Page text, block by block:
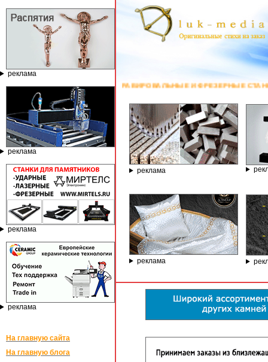
реклама
реклама
реклама
реклама
На главную сайта
На главную блога
ГРАВИРОВАЛЬНЫЕ И ФРЕЗЕРНЫЕ СТАНКИ ПО КАМНЮ ОТ КОМПАНИИ
реклама
реклама